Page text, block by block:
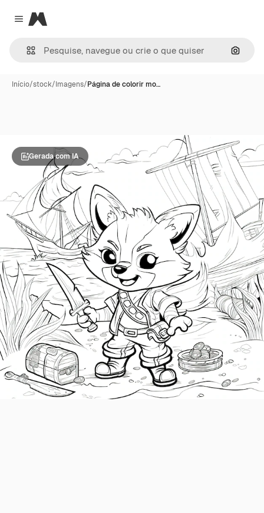
Close menu
Magnific
Início/stock/Imagens/Página de colorir mo…
Gerada com IA